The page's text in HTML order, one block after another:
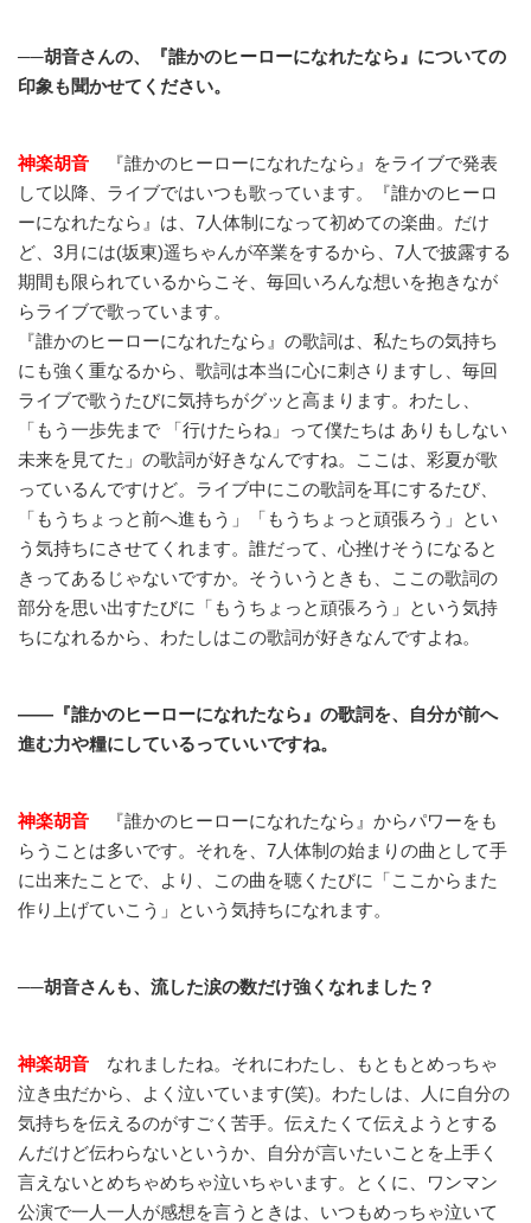
──胡音さんの、『誰かのヒーローになれたなら』についての
印象も聞かせてください。
神楽胡音
『誰かのヒーローになれたなら』をライブで発表
して以降、ライブではいつも歌っています。『誰かのヒーロ
ーになれたなら』は、7人体制になって初めての楽曲。だけ
ど、3月には(坂東)遥ちゃんが卒業をするから、7人で披露する
期間も限られているからこそ、毎回いろんな想いを抱きなが
らライブで歌っています。
『誰かのヒーローになれたなら』の歌詞は、私たちの気持ち
にも強く重なるから、歌詞は本当に心に刺さりますし、毎回
ライブで歌うたびに気持ちがグッと高まります。わたし、
「もう一歩先まで 「行けたらね」って僕たちは ありもしない
未来を見てた」の歌詞が好きなんですね。ここは、彩夏が歌
っているんですけど。ライブ中にこの歌詞を耳にするたび、
「もうちょっと前へ進もう」「もうちょっと頑張ろう」とい
う気持ちにさせてくれます。誰だって、心挫けそうになると
きってあるじゃないですか。そういうときも、ここの歌詞の
部分を思い出すたびに「もうちょっと頑張ろう」という気持
ちになれるから、わたしはこの歌詞が好きなんですよね。
――『誰かのヒーローになれたなら』の歌詞を、自分が前へ
進む力や糧にしているっていいですね。
神楽胡音
『誰かのヒーローになれたなら』からパワーをも
らうことは多いです。それを、7人体制の始まりの曲として手
に出来たことで、より、この曲を聴くたびに「ここからまた
作り上げていこう」という気持ちになれます。
──胡音さんも、流した涙の数だけ強くなれました？
神楽胡音 なれましたね。それにわたし、もともとめっちゃ
泣き虫だから、よく泣いています(笑)。わたしは、人に自分の
気持ちを伝えるのがすごく苦手。伝えたくて伝えようとする
んだけど伝わらないというか、自分が言いたいことを上手く
言えないとめちゃめちゃ泣いちゃいます。とくに、ワンマン
公演で一人一人が感想を言うときは、いつもめっちゃ泣いて